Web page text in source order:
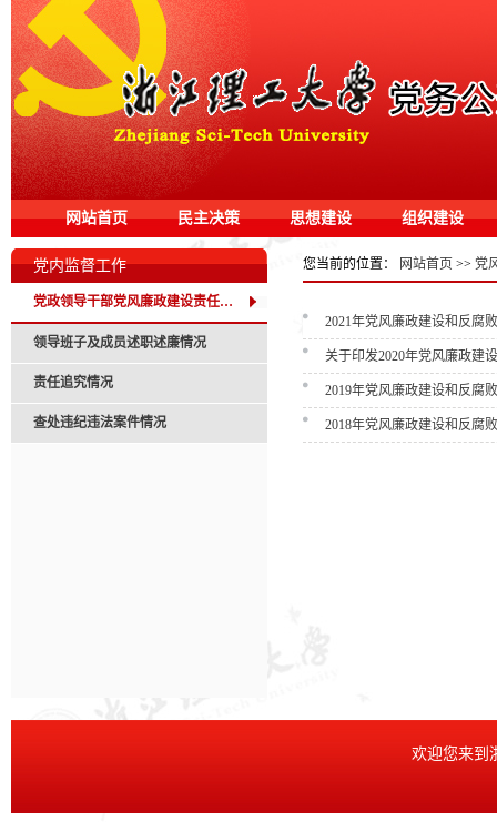
网站首页 民主决策 思想建设 组织建设
党内监督工作
党政领导干部党风廉政建设责任分工情况
领导班子及成员述职述廉情况
责任追究情况
查处违纪违法案件情况
您当前的位置： 网站首页 >> 党
2021年党风廉政建设和反腐
关于印发2020年党风廉政建
2019年党风廉政建设和反腐
2018年党风廉政建设和反腐
欢迎您来到